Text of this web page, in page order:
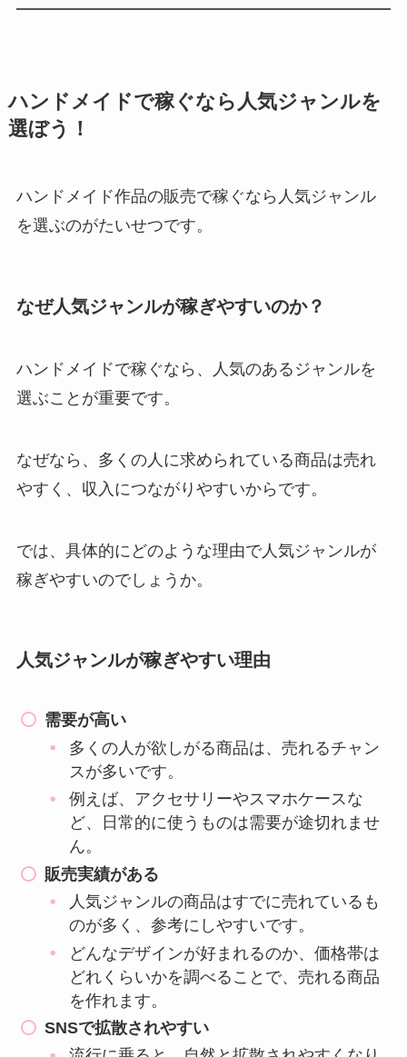
ハンドメイドで稼ぐなら人気ジャンルを
選ぼう！
ハンドメイド作品の販売で稼ぐなら人気ジャンル
を選ぶのがたいせつです。
なぜ人気ジャンルが稼ぎやすいのか？
ハンドメイドで稼ぐなら、人気のあるジャンルを
選ぶことが重要です。
なぜなら、多くの人に求められている商品は売れ
やすく、収入につながりやすいからです。
では、具体的にどのような理由で人気ジャンルが
稼ぎやすいのでしょうか。
人気ジャンルが稼ぎやすい理由
需要が高い
多くの人が欲しがる商品は、売れるチャン
スが多いです。
例えば、アクセサリーやスマホケースな
ど、日常的に使うものは需要が途切れませ
ん。
販売実績がある
人気ジャンルの商品はすでに売れているも
のが多く、参考にしやすいです。
どんなデザインが好まれるのか、価格帯は
どれくらいかを調べることで、売れる商品
を作れます。
SNSで拡散されやすい